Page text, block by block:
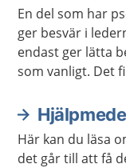
En del som har
ger besvär i
endast ger lätta
som vanligt. Det
Här kan du läsa
det går till att få